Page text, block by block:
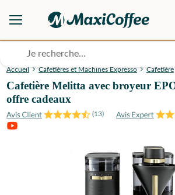
Accueil Cafetières et Machines Expresso Cafetière
Cafetière Melitta avec broyeur
offre cadeaux
(13)